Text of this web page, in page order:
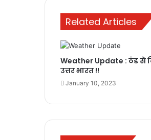
Related Articles
Weather Update : ठंड से
उत्तर भारत !!
January 10, 2023